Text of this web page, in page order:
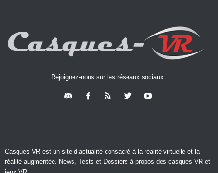
Rejoignez-nous sur les réseaux sociaux :
Casques-VR est un site d’actualité consacré à la réalité virtuelle et la
réalité augmentée. News, Tests et Dossiers à propos des casques VR et